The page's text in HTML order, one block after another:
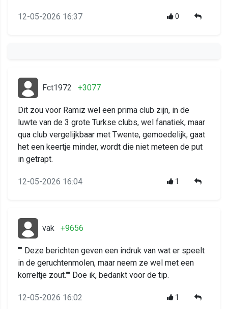
12-05-2026 16:37 0
Fct1972 +3077
Dit zou voor Ramiz wel een prima club zijn, in de
luwte van de 3 grote Turkse clubs, wel fanatiek, maar
qua club vergelijkbaar met Twente, gemoedelijk, gaat
het een keertje minder, wordt die niet meteen de put
in getrapt.
12-05-2026 16:04 1
vak +9656
"" Deze berichten geven een indruk van wat er speelt
in de geruchtenmolen, maar neem ze wel met een
korreltje zout."" Doe ik, bedankt voor de tip.
12-05-2026 16:02 1